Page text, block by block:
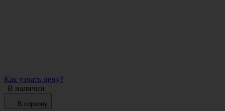
Как узнать цену?
В наличии
В корзину